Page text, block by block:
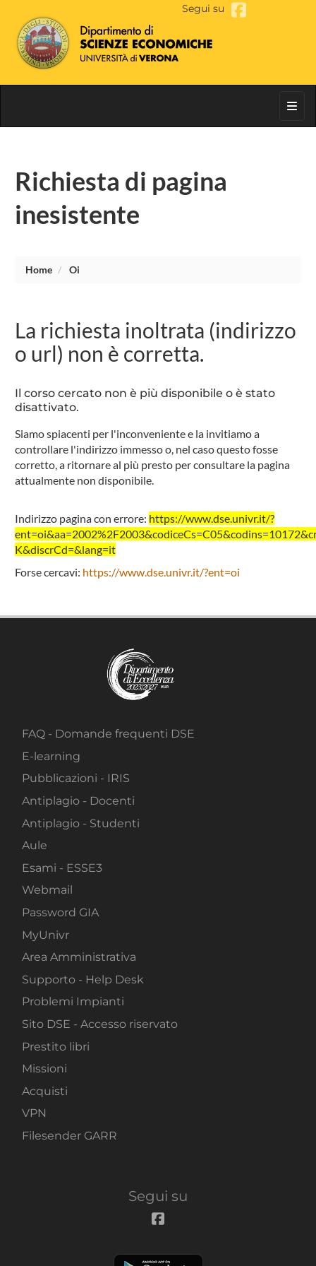
Segui su
Richiesta di pagina
inesistente
Home Oi
La richiesta inoltrata (indirizzo
o url) non è corretta.
Il corso cercato non è più disponibile o è stato
disattivato.
Siamo spiacenti per l'inconveniente e la invitiamo a
controllare l'indirizzo immesso o, nel caso questo fosse
corretto, a ritornare al più presto per consultare la pagina
attualmente non disponibile.
Indirizzo pagina con errore: https://www.dse.univr.it/?
K&discrCd=&lang=it
Forse cercavi: https://www.dse.univr.it/?ent=oi
FAQ - Domande frequenti DSE
E-learning
Pubblicazioni - IRIS
Antiplagio - Docenti
Antiplagio - Studenti
Aule
Esami - ESSE3
Webmail
Password GIA
MyUnivr
Area Amministrativa
Supporto - Help Desk
Problemi Impianti
Sito DSE - Accesso riservato
Prestito libri
Missioni
Acquisti
VPN
Filesender GARR
Segui su